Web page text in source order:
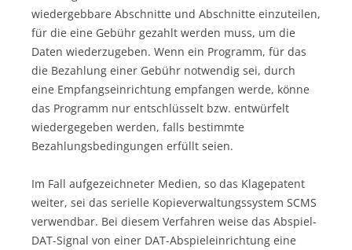
wiedergebbare Abschnitte und Abschnitte einzuteilen,
für die eine Gebühr gezahlt werden muss, um die
Daten wiederzugeben. Wenn ein Programm, für das
die Bezahlung einer Gebühr notwendig sei, durch
eine Empfangseinrichtung empfangen werde, könne
das Programm nur entschlüsselt bzw. entwürfelt
wiedergegeben werden, falls bestimmte
Bezahlungsbedingungen erfüllt seien.
Im Fall aufgezeichneter Medien, so das Klagepatent
weiter, sei das serielle Kopieverwaltungssystem SCMS
verwendbar. Bei diesem Verfahren weise das Abspiel-
DAT-Signal von einer DAT-Abspieleinrichtung eine